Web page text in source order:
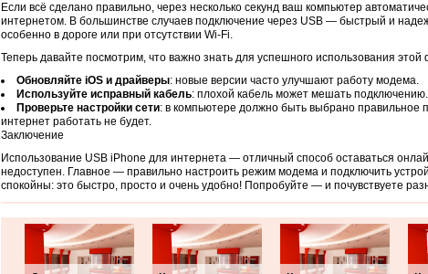
Если всё сделано правильно, через несколько секунд ваш компьютер
интернетом. В большинстве случаев подключение через USB — быстрый и
особенно в дороге или при отсутствии Wi-Fi.
Теперь давайте посмотрим, что важно знать для успешного использования этой
Обновляйте iOS и драйверы: новые версии часто улучшают работу модема.
Используйте исправный кабель: плохой кабель может мешать подключению.
Проверьте настройки сети: в компьютере должно быть выбрано правильное
интернет работать не будет.
Заключение
Использование USB iPhone для интернета — отличный способ оставаться
недоступен. Главное — правильно настроить режим модема и подключить
спокойны: это быстро, просто и очень удобно! Попробуйте — и почувствуете